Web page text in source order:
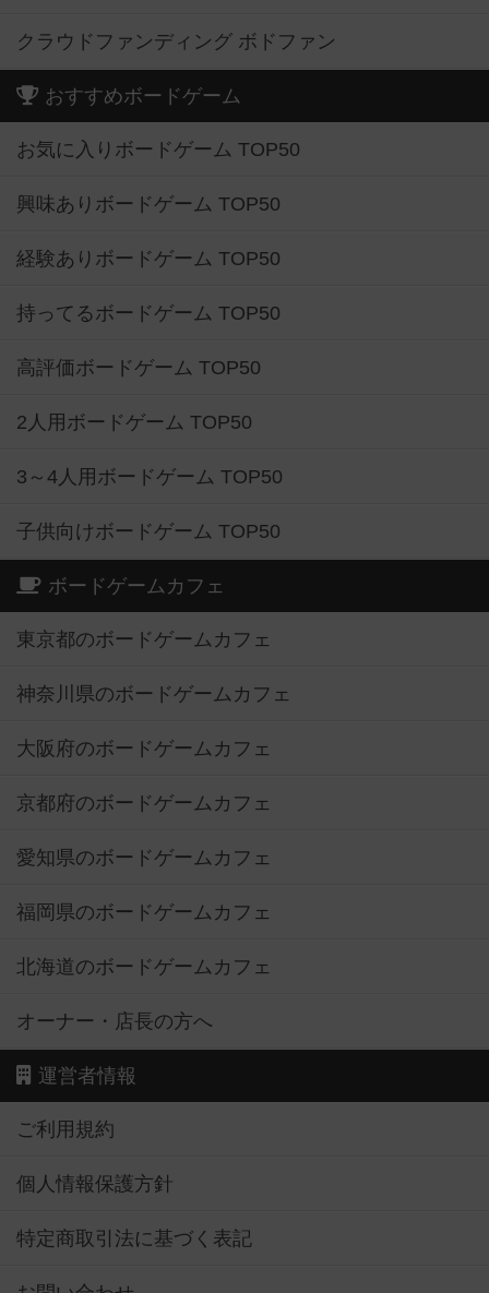
クラウドファンディング ボドファン
おすすめボードゲーム
お気に入りボードゲーム TOP50
興味ありボードゲーム TOP50
経験ありボードゲーム TOP50
持ってるボードゲーム TOP50
高評価ボードゲーム TOP50
2人用ボードゲーム TOP50
3～4人用ボードゲーム TOP50
子供向けボードゲーム TOP50
ボードゲームカフェ
東京都のボードゲームカフェ
神奈川県のボードゲームカフェ
大阪府のボードゲームカフェ
京都府のボードゲームカフェ
愛知県のボードゲームカフェ
福岡県のボードゲームカフェ
北海道のボードゲームカフェ
オーナー・店長の方へ
運営者情報
ご利用規約
個人情報保護方針
特定商取引法に基づく表記